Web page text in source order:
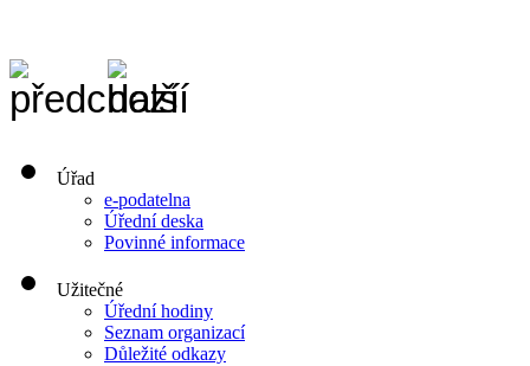
Úřad
e-podatelna
Úřední deska
Povinné informace
Užitečné
Úřední hodiny
Seznam organizací
Důležité odkazy